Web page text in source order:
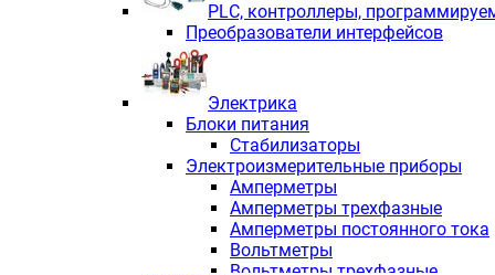
PLС, контроллеры,
Преобразователи интерфейсов
Электрика
Блоки питания
Стабилизаторы
Электроизмерительные приборы
Амперметры
Амперметры трехфазные
Амперметры постоянного тока
Вольтметры